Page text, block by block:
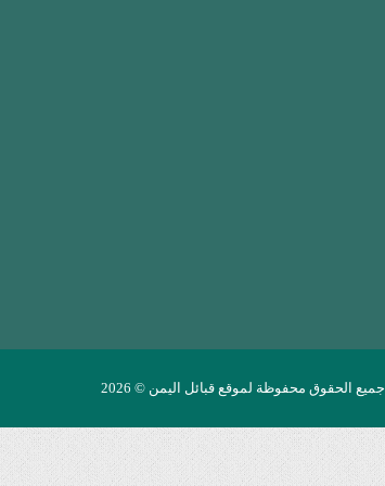
جميع الحقوق محفوظة لموقع قبائل اليمن © 2026